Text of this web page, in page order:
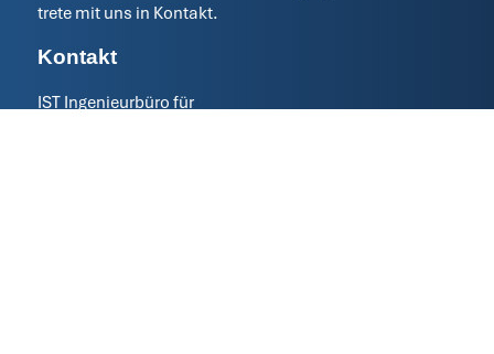
trete mit uns in Kontakt.
Kontakt
IST Ingenieurbüro für